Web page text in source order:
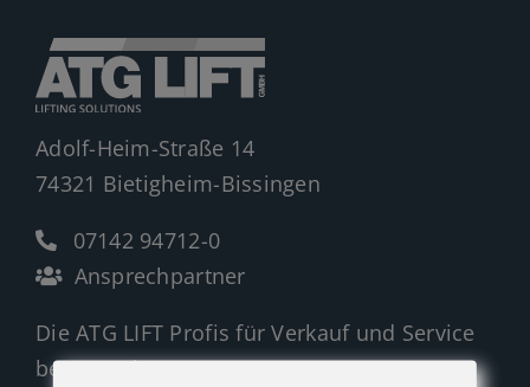
Adolf-Heim-Straße 14
74321 Bietigheim-Bissingen
07142 94712-0
Ansprechpartner
Die ATG LIFT Profis für Verkauf und Service
beraten Sie gerne.